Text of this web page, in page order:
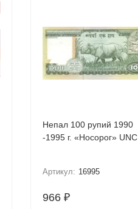
Непал 100 рупий 1990
-1995 г. «Носорог» UNC
Артикул: 16995
966₽